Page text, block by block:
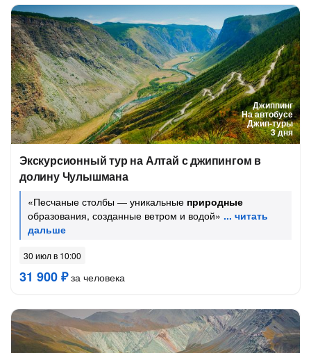
Джиппинг
На автобусе
Джип-туры
3 дня
Экскурсионный тур на Алтай с джипингом в
долину Чулышмана
«Песчаные столбы — уникальные природные
образования, созданные ветром и водой»
30 июл в 10:00
31 900 ₽за человека